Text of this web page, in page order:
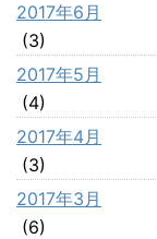
2017年6月
(3)
2017年5月
(4)
2017年4月
(3)
2017年3月
(6)